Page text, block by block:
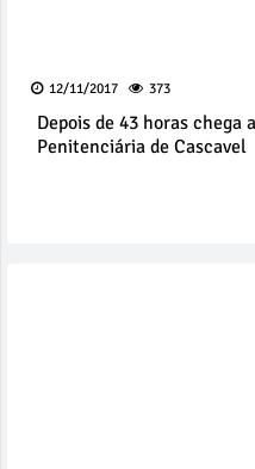
12/11/2017 373
Depois de 43 horas chega
Penitenciária de Cascavel